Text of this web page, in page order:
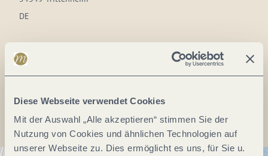
Diese Webseite verwendet Cookies
Mit der Auswahl „Alle akzeptieren“ stimmen Sie der
Nutzung von Cookies und ähnlichen Technologien auf
unserer Webseite zu. Dies ermöglicht es uns, für Sie u.
DE